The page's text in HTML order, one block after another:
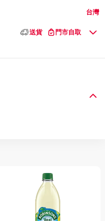
台灣
送貨 門市自取